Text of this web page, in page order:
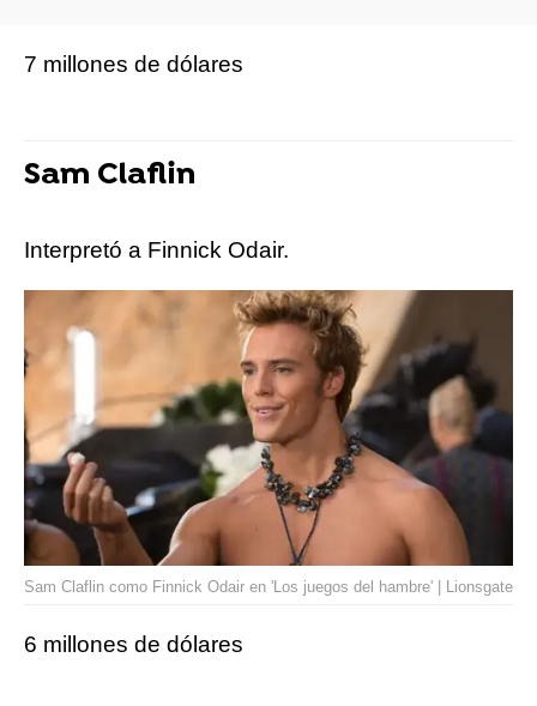
7 millones de dólares
Sam Claflin
Interpretó a Finnick Odair.
Sam Claflin como Finnick Odair en 'Los juegos del hambre' | Lionsgate
6 millones de dólares